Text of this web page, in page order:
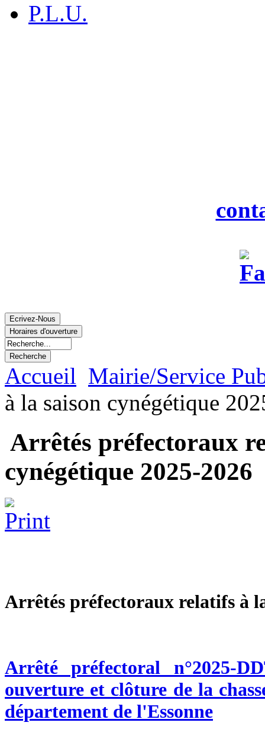
P.L.U.
Accueil Mairie/Service
à la saison cynégétique
Arrêtés préfectoraux
cynégétique 2025-2026
Arrêtés préfectoraux relatifs à
Arrêté préfectoral n°2025-
ouverture et clôture de la
département de l'Essonne